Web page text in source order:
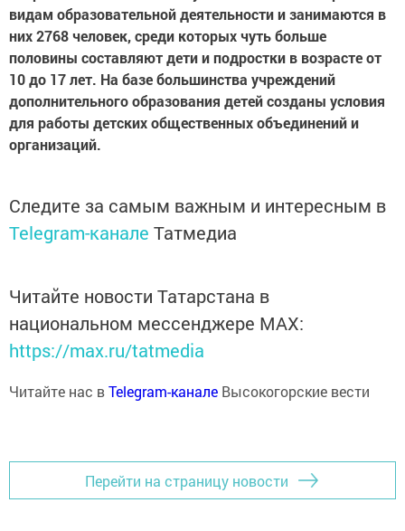
видам образовательной деятельности и занимаются в
них 2768 человек, среди которых чуть больше
половины составляют дети и подростки в возрасте от
10 до 17 лет. На базе большинства учреждений
дополнительного образования детей созданы условия
для работы детских общественных объединений и
организаций.
Следите за самым важным и интересным в
Telegram-канале Татмедиа
Читайте новости Татарстана в
национальном мессенджере MАХ:
https://max.ru/tatmedia
Читайте нас вTelegram-канале Высокогорские вести
Перейти на страницу новости